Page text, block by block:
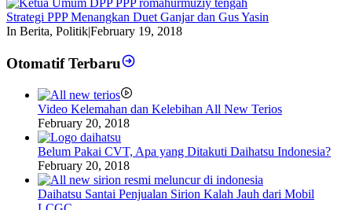
Strategi PPP Menangkan Duet Ganjar dan Gus Yasin
In Berita, Politik|February 19, 2018
Otomatif Terbaru
Video Kelemahan dan Kelebihan All New Terios
February 20, 2018
Belum Pakai CVT, Apa yang Ditakuti Daihatsu Indonesia?
February 20, 2018
Daihatsu Santai Penjualan Sirion Kalah Jauh dari Mobil